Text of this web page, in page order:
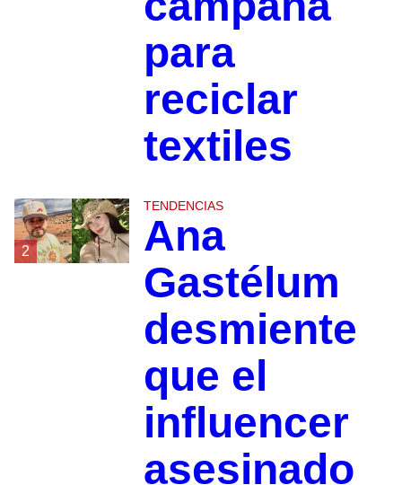
para
reciclar
textiles
2
TENDENCIAS
Ana
Gastélum
desmiente
que el
influencer
asesinado